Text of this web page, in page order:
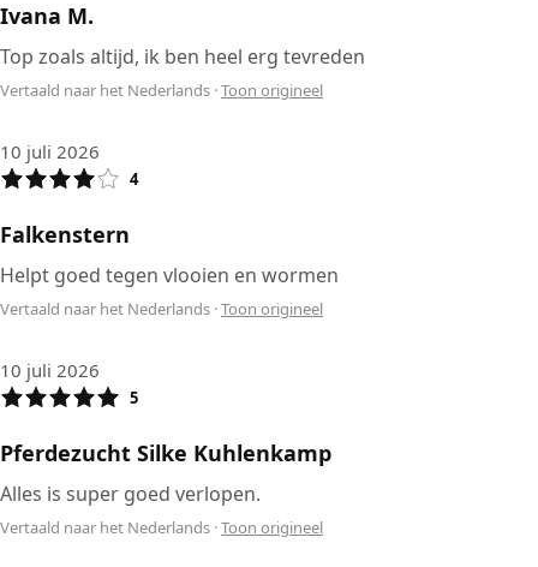
Ivana M.
Top zoals altijd, ik ben heel erg tevreden
Vertaald naar het Nederlands ·Toon origineel
10 juli 2026
4
Falkenstern
Helpt goed tegen vlooien en wormen
Vertaald naar het Nederlands ·Toon origineel
10 juli 2026
5
Pferdezucht Silke Kuhlenkamp
Alles is super goed verlopen.
Vertaald naar het Nederlands ·Toon origineel